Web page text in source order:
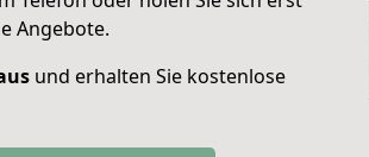
Angebote.
und erhalten Sie kostenlose